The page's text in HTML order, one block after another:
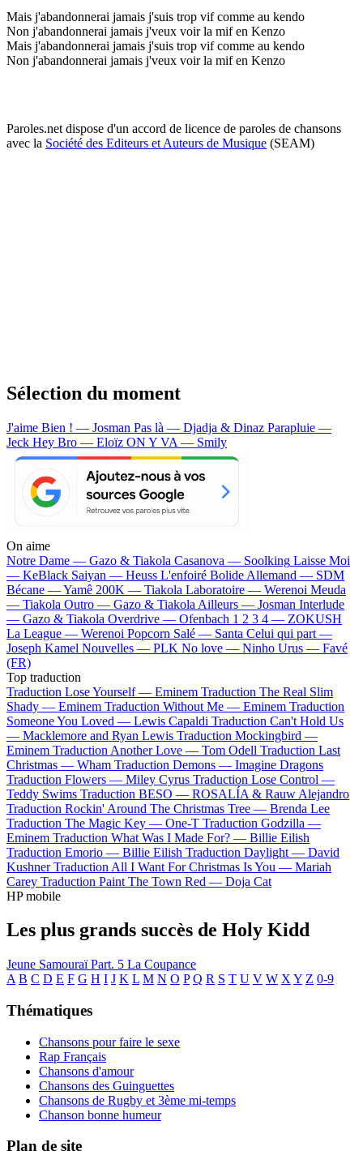
Mais j'abandonnerai jamais j'suis trop vif comme au kendo
Non j'abandonnerai jamais j'veux voir la mif en Kenzo
Mais j'abandonnerai jamais j'suis trop vif comme au kendo
Non j'abandonnerai jamais j'veux voir la mif en Kenzo
Paroles.net dispose d'un accord de licence de paroles de chansons
avec la Société des Editeurs et Auteurs de Musique (SEAM)
Sélection du moment
J'aime Bien ! — Josman Pas là — Djadja & Dinaz Parapluie —
Jeck Hey Bro — Eloïz ON Y VA — Smily
On aime
Notre Dame — Gazo & Tiakola Casanova — Soolking Laisse Moi
— KeBlack Saiyan — Heuss L'enfoiré Bolide Allemand — SDM
Bécane —Yamê 200K — Tiakola Laboratoire — Werenoi Meuda
— Tiakola Outro — Gazo & Tiakola Ailleurs — Josman Interlude
— Gazo & Tiakola Overdrive — Ofenbach 1 2 3 4 — ZOKUSH
La League — Werenoi Popcorn Salé — Santa Celui qui part —
Joseph Kamel Nouvelles — PLK No love — Ninho Urus — Favé
(FR)
Top traduction
Traduction Lose Yourself — Eminem Traduction The Real Slim
Shady — Eminem Traduction Without Me — Eminem Traduction
Someone You Loved — Lewis Capaldi Traduction Can't Hold Us
— Macklemore and Ryan Lewis Traduction Mockingbird —
Eminem Traduction Another Love — Tom Odell Traduction Last
Christmas — Wham Traduction Demons — Imagine Dragons
Traduction Flowers — Miley Cyrus Traduction Lose Control —
Teddy Swims Traduction BESO — ROSALÍA & Rauw Alejandro
Traduction Rockin' Around The Christmas Tree — Brenda Lee
Traduction The Magic Key — One-T Traduction Godzilla —
Eminem Traduction What Was I Made For? — Billie Eilish
Traduction Emorio — Billie Eilish Traduction Daylight — David
Kushner Traduction All I Want For Christmas Is You — Mariah
Carey Traduction Paint The Town Red — Doja Cat
HP mobile
Les plus grands succès de Holy Kidd
Jeune Samouraï Part. 5 La Coupance
A B C D E F G H I J K L M N O P Q R S T U V W X Y Z 0-9
Thématiques
Chansons pour faire le sexe
Rap Français
Chansons d'amour
Chansons des Guinguettes
Chansons de Rugby et 3ème mi-temps
Chanson bonne humeur
Plan de site